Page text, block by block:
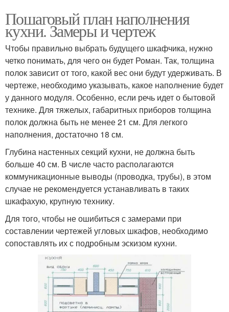
Пошаговый план наполнения
кухни. Замеры и чертеж
Чтобы правильно выбрать будущего шкафчика, нужно
четко понимать, для чего он будет Роман. Так, толщина
полок зависит от того, какой вес они будут удерживать. В
чертеже, необходимо указывать, какое наполнение будет
у данного модуля. Особенно, если речь идет о бытовой
технике. Для тяжелых, габаритных приборов толщина
полок должна быть не менее 21 см. Для легкого
наполнения, достаточно 18 см.
Глубина настенных секций кухни, не должна быть
больше 40 см. В числе часто располагаются
коммуникационные выводы (проводка, трубы), в этом
случае не рекомендуется устанавливать в таких
шкафахую, крупную технику.
Для того, чтобы не ошибиться с замерами при
составлении чертежей угловых шкафов, необходимо
сопоставлять их с подробным эскизом кухни.